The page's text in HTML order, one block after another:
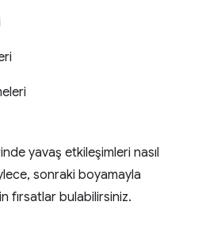
yavaş etkileşimleri nasıl
sonraki boyamayla
fırsatlar bulabilirsiniz.